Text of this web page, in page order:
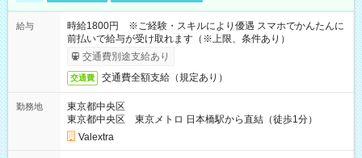
給与
時給1800円 ※ご経験・スキルにより優遇 スマホでかんたんに
前払いで給与が受け取れます（※上限、条件あり）
交通費別途支給あり
交通費 交通費全額支給（規定あり）
勤務地
東京都中央区
東京都中央区 東京メトロ 日本橋駅から直結（徒歩1分）
Valextra